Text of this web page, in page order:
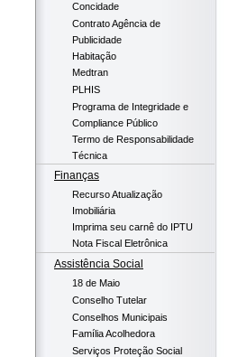
Concidade
Contrato Agência de
Publicidade
Habitação
Medtran
PLHIS
Programa de Integridade e
Compliance Público
Termo de Responsabilidade
Técnica
Finanças
Recurso Atualização
Imobiliária
Imprima seu carnê do IPTU
Nota Fiscal Eletrônica
Assistência Social
18 de Maio
Conselho Tutelar
Conselhos Municipais
Família Acolhedora
Serviços Proteção Social